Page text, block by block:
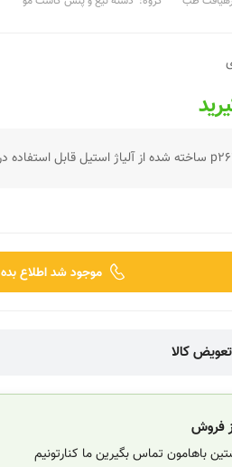
موجود شد اطلاع بده
کالا
فروش
باهامون تماس بگیرین ما کنارتونیم